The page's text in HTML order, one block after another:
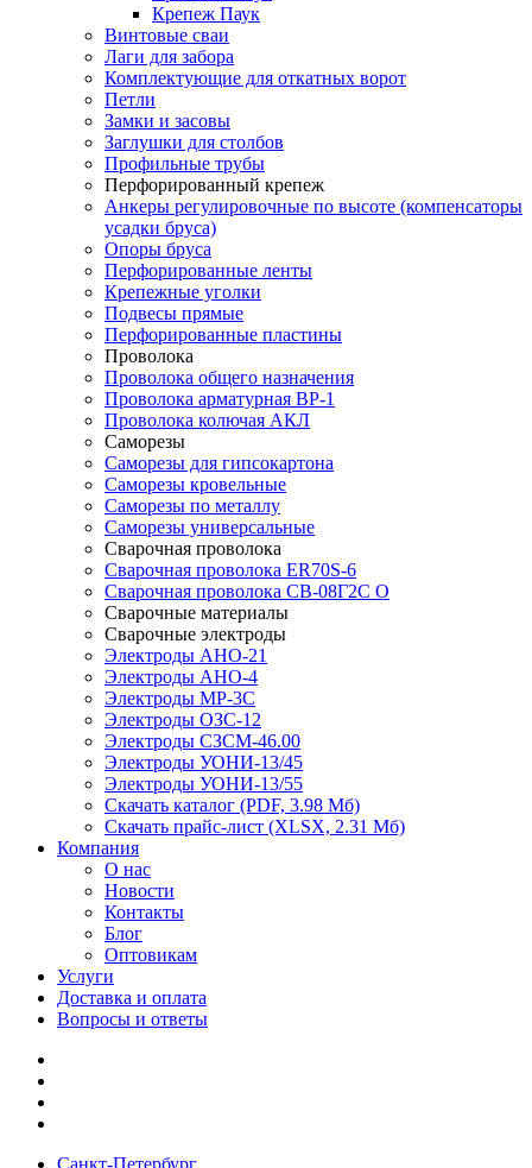
Крепеж Паук
Винтовые сваи
Лаги для забора
Комплектующие для откатных ворот
Петли
Замки и засовы
Заглушки для столбов
Профильные трубы
Перфорированный крепеж
Анкеры регулировочные по высоте (компенсаторы
усадки бруса)
Опоры бруса
Перфорированные ленты
Крепежные уголки
Подвесы прямые
Перфорированные пластины
Проволока
Проволока общего назначения
Проволока арматурная ВР-1
Проволока колючая АКЛ
Саморезы
Саморезы для гипсокартона
Саморезы кровельные
Саморезы по металлу
Саморезы универсальные
Сварочная проволока
Сварочная проволока ER70S-6
Сварочная проволока СВ-08Г2С О
Сварочные материалы
Сварочные электроды
Электроды АНО-21
Электроды АНО-4
Электроды МР-3С
Электроды ОЗС-12
Электроды СЗСМ-46.00
Электроды УОНИ-13/45
Электроды УОНИ-13/55
Скачать каталог (PDF, 3.98 Мб)
Скачать прайс-лист (XLSX, 2.31 Мб)
Компания
О нас
Новости
Контакты
Блог
Оптовикам
Услуги
Доставка и оплата
Вопросы и ответы
Санкт-Петербург